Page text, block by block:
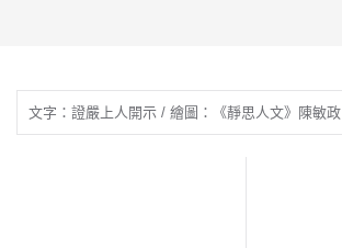
文字：證嚴上人開示 / 繪圖：《靜思人文》陳敏政